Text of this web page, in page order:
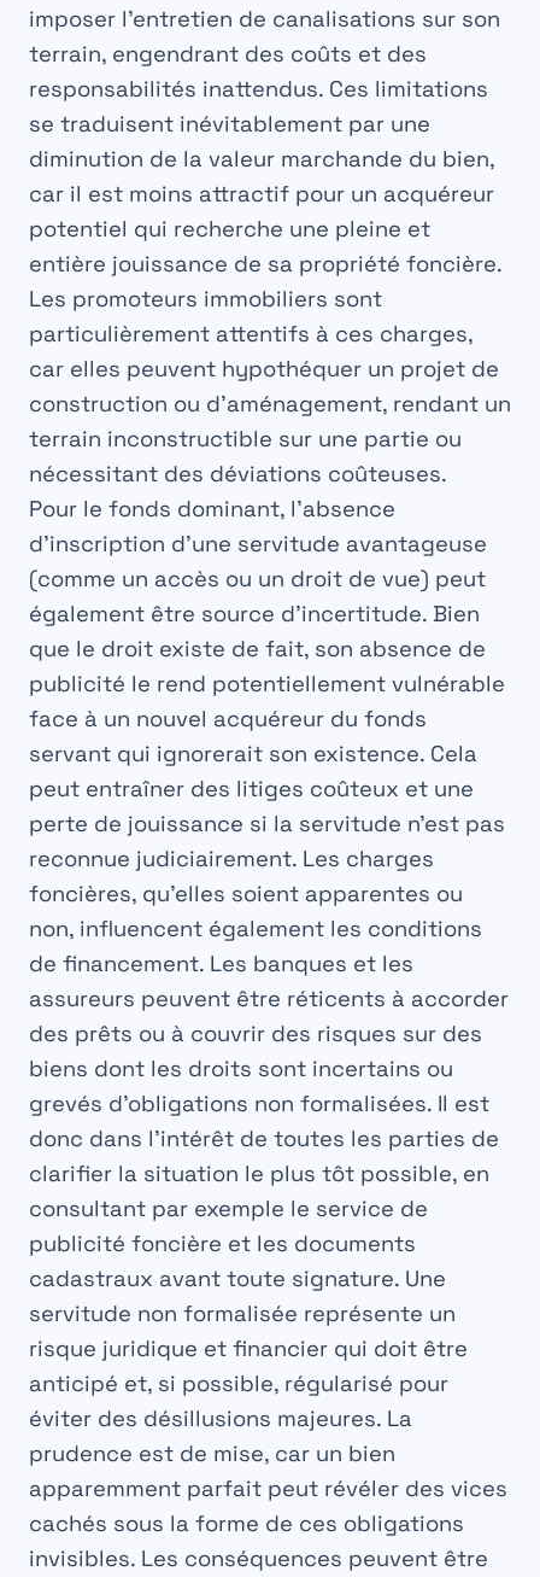
imposer l’entretien de canalisations sur son
terrain, engendrant des coûts et des
responsabilités inattendus. Ces limitations
se traduisent inévitablement par une
diminution de la valeur marchande du bien,
car il est moins attractif pour un acquéreur
potentiel qui recherche une pleine et
entière jouissance de sa propriété foncière.
Les promoteurs immobiliers sont
particulièrement attentifs à ces charges,
car elles peuvent hypothéquer un projet de
construction ou d’aménagement, rendant un
terrain inconstructible sur une partie ou
nécessitant des déviations coûteuses.
Pour le fonds dominant, l’absence
d’inscription d’une servitude avantageuse
(comme un accès ou un droit de vue) peut
également être source d’incertitude. Bien
que le droit existe de fait, son absence de
publicité le rend potentiellement vulnérable
face à un nouvel acquéreur du fonds
servant qui ignorerait son existence. Cela
peut entraîner des litiges coûteux et une
perte de jouissance si la servitude n’est pas
reconnue judiciairement. Les charges
foncières, qu’elles soient apparentes ou
non, influencent également les conditions
de financement. Les banques et les
assureurs peuvent être réticents à accorder
des prêts ou à couvrir des risques sur des
biens dont les droits sont incertains ou
grevés d’obligations non formalisées. Il est
donc dans l’intérêt de toutes les parties de
clarifier la situation le plus tôt possible, en
consultant par exemple le service de
publicité foncière et les documents
cadastraux avant toute signature. Une
servitude non formalisée représente un
risque juridique et financier qui doit être
anticipé et, si possible, régularisé pour
éviter des désillusions majeures. La
prudence est de mise, car un bien
apparemment parfait peut révéler des vices
cachés sous la forme de ces obligations
invisibles. Les conséquences peuvent être